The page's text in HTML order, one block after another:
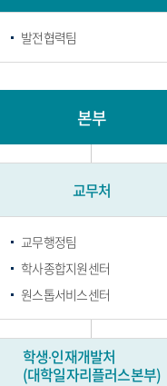
발전협력팀
본부
교무처
교무행정팀
학사종합지원센터
원스톱서비스센터
학생∙인재개발처
(대학일자리플러스본부)